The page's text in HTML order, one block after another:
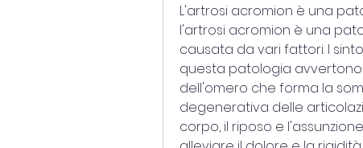
L'artrosi acromion è una
l'artrosi acromion è una
causata da vari fattori. I
questa patologia
dell'omero che forma la
degenerativa delle
corpo, il riposo e